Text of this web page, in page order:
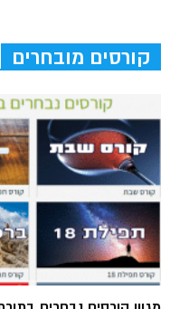
קורסים מובחרים